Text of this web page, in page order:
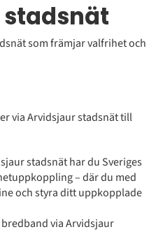
som främjar valfrihet och
via Arvidsjaur stadsnät till
stadsnät har du Sveriges
– där du med
och styra ditt uppkopplade
via Arvidsjaur